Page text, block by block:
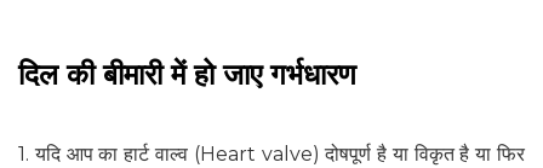
दिल की बीमारी में हो जाए गर्भधारण
1. यदि आप का हार्ट वाल्व (Heart valve) दोषपूर्ण है या विकृत है या फिर